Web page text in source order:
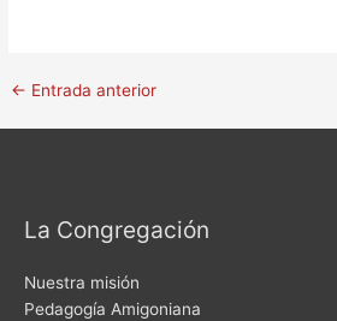
← Entrada anterior
La Congregación
Nuestra misión
Pedagogía Amigoniana